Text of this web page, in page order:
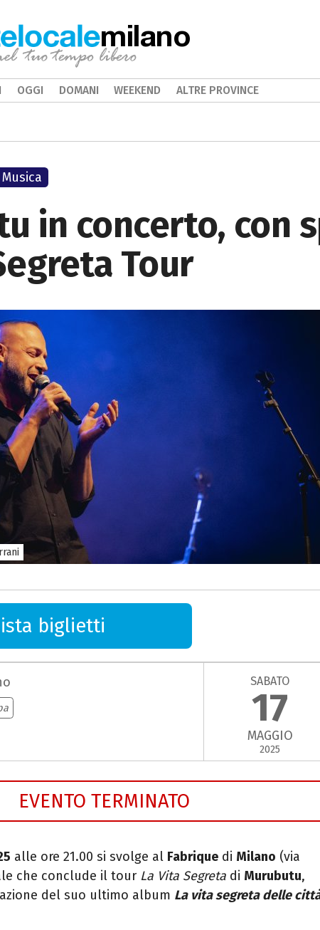
in concerto, con
Tour
biglietti
SABATO
17
MAGGIO
2025
EVENTO TERMINATO
alle ore 21.00 si svolge al Fabrique di Milano (via
che conclude il tour La Vita Segreta di Murubutu,
del suo ultimo album La vita segreta delle
Musica
milano
OGGI DOMANI WEEKEND ALTRE PROVINCE